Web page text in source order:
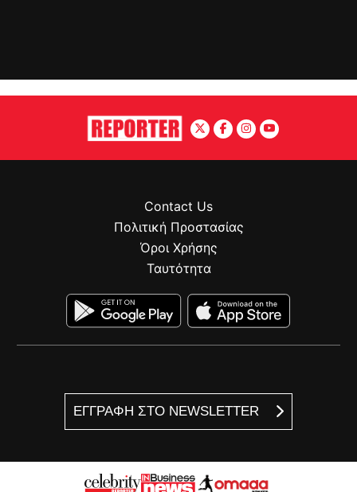
ΕΓΓΡΑΦΗ ΣΤΟ NEWSLETTER
Contact Us
Πολιτική Προστασίας
Όροι Χρήσης
Ταυτότητα